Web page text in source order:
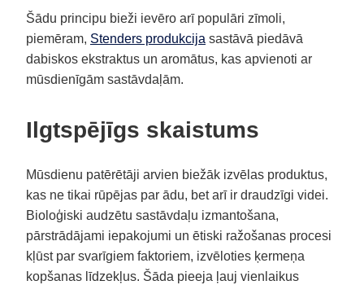
Šādu principu bieži ievēro arī populāri zīmoli,
piemēram, Stenders produkcija sastāvā piedāvā
dabiskos ekstraktus un aromātus, kas apvienoti ar
mūsdienīgām sastāvdaļām.
Ilgtspējīgs skaistums
Mūsdienu patērētāji arvien biežāk izvēlas produktus,
kas ne tikai rūpējas par ādu, bet arī ir draudzīgi videi.
Bioloģiski audzētu sastāvdaļu izmantošana,
pārstrādājami iepakojumi un ētiski ražošanas procesi
kļūst par svarīgiem faktoriem, izvēloties ķermeņa
kopšanas līdzekļus. Šāda pieeja ļauj vienlaikus